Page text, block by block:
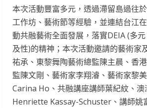
本次活動豐富多元，透過滯留島過往
工作坊、藝術節等經驗，並連結台江
動共融藝術全面發展，落實DEIA (多
及性)的精神；本次活動邀請的藝術家
祐承、東黎舞陶藝術總監陳主晨、香
監陳文剛、藝術家李翔濬、藝術家黎
Carina Ho、共融講座講師葉紀紋、澳
Henriette Kassay-Schuster、講師姚